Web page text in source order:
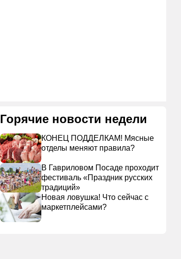
Горячие новости недели
КОНЕЦ ПОДДЕЛКАМ! Мясные
отделы меняют правила?
В Гавриловом Посаде проходит
фестиваль «Праздник русских
традиций»
Новая ловушка! Что сейчас с
маркетплейсами?